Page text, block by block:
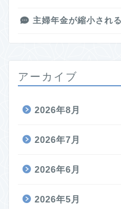
主婦年金が縮小され
アーカイブ
2026年8月
2026年7月
2026年6月
2026年5月